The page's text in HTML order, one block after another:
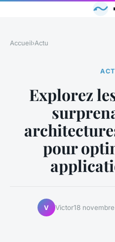
Accueil›Actu
Explorez
pour
V Victor18